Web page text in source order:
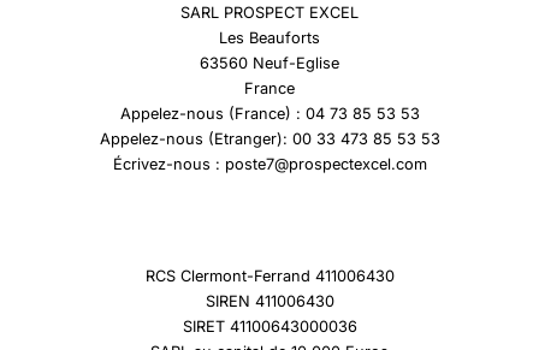
SARL PROSPECT EXCEL
Les Beauforts
63560 Neuf-Eglise
France
Appelez-nous (France) : 04 73 85 53 53
Appelez-nous (Etranger): 00 33 473 85 53 53
Écrivez-nous : poste7@prospectexcel.com
RCS Clermont-Ferrand 411006430
SIREN 411006430
SIRET 41100643000036